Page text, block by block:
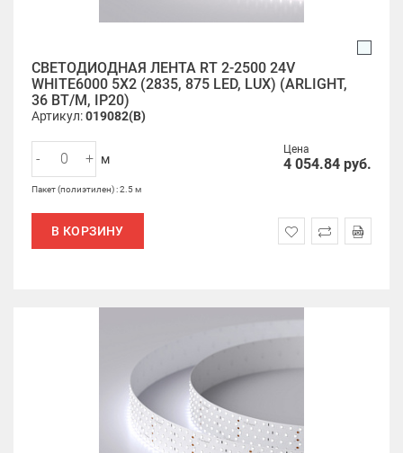
СВЕТОДИОДНАЯ ЛЕНТА RT 2-2500 24V
WHITE6000 5X2 (2835, 875 LED, LUX) (ARLIGHT,
36 ВТ/М, IP20)
Артикул:019082(B)
Цена
4 054.84 руб.
- + м
Пакет (полиэтилен) : 2.5 м
В КОРЗИНУ